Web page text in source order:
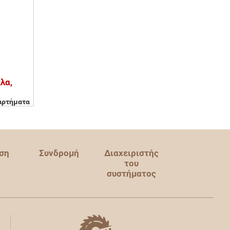
Συνδρομή
Διαχειριστής
του
συστήματος